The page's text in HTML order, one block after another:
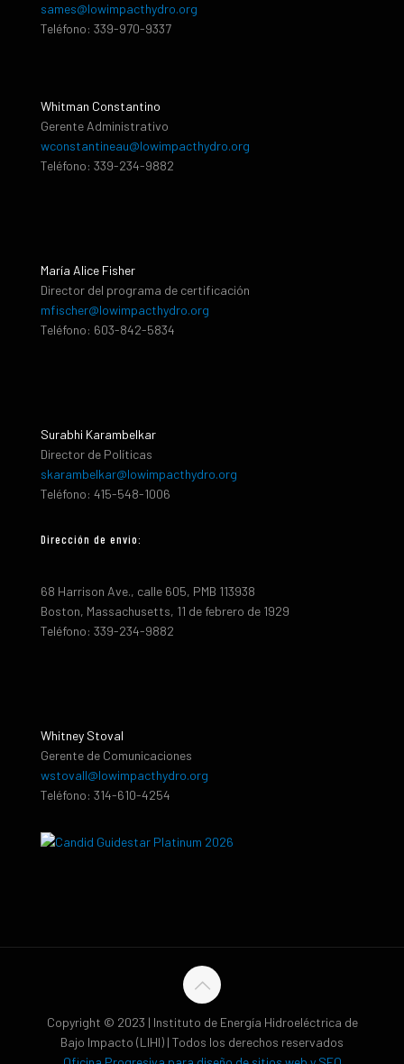
sames@lowimpacthydro.org
Teléfono: 339-970-9337
Whitman Constantino
Gerente Administrativo
wconstantineau@lowimpacthydro.org
Teléfono: 339-234-9882
María Alice Fisher
Director del programa de certificación
mfischer@lowimpacthydro.org
Teléfono: 603-842-5834
Surabhi Karambelkar
Director de Políticas
skarambelkar@lowimpacthydro.org
Teléfono: 415-548-1006
Dirección de envio:
68 Harrison Ave., calle 605, PMB 113938
Boston, Massachusetts, 11 de febrero de 1929
Teléfono: 339-234-9882
Whitney Stoval
Gerente de Comunicaciones
wstovall@lowimpacthydro.org
Teléfono: 314-610-4254
Copyright © 2023 | Instituto de Energía Hidroeléctrica de
Bajo Impacto (LIHI) | Todos los derechos reservados